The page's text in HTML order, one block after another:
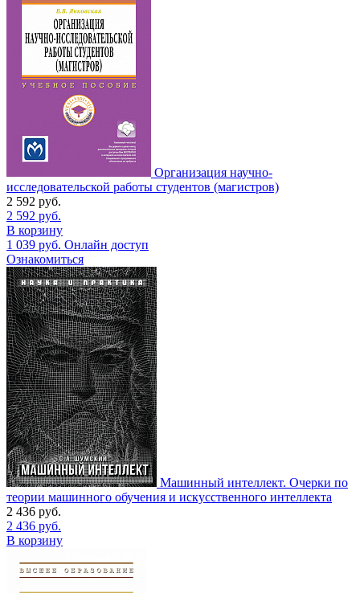
Организация научно-
исследовательской работы студентов (магистров)
2 592 руб.
2 592 руб.
В корзину
1 039 руб. Онлайн доступ
Ознакомиться
Машинный интеллект. Очерки по
теории машинного обучения и искусственного интеллекта
2 436 руб.
2 436 руб.
В корзину